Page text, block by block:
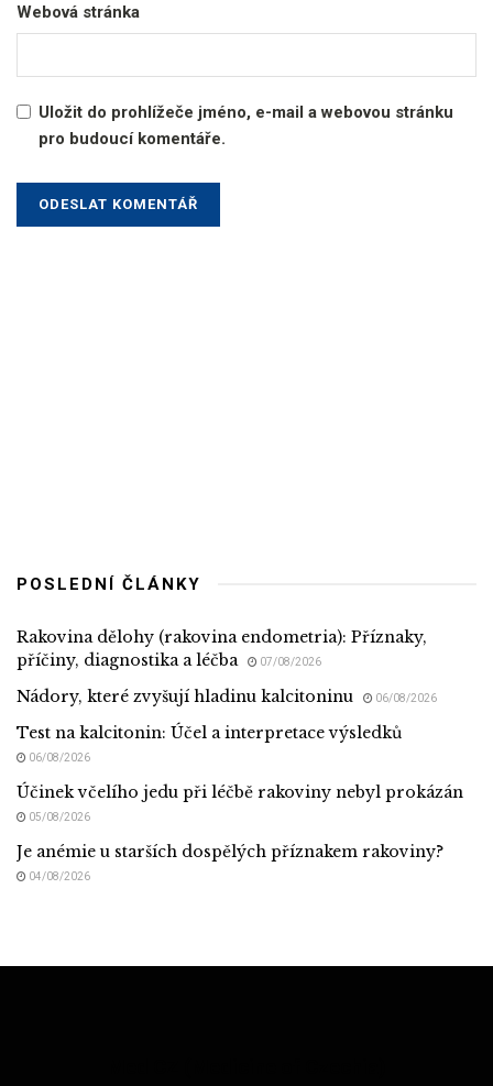
Webová stránka
Uložit do prohlížeče jméno, e-mail a webovou stránku
pro budoucí komentáře.
POSLEDNÍ ČLÁNKY
Rakovina dělohy (rakovina endometria): Příznaky,
příčiny, diagnostika a léčba
07/08/2026
Nádory, které zvyšují hladinu kalcitoninu 06/08/2026
Test na kalcitonin: Účel a interpretace výsledků
06/08/2026
Účinek včelího jedu při léčbě rakoviny nebyl prokázán
05/08/2026
Je anémie u starších dospělých příznakem rakoviny?
04/08/2026